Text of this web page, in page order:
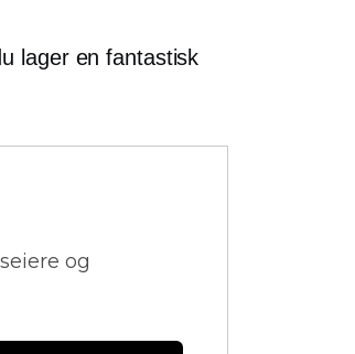
lager en fantastisk
og